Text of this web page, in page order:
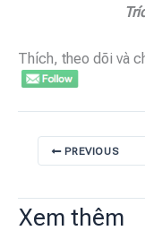
Thích, theo dõi và
PREVIOUS
Xem thêm